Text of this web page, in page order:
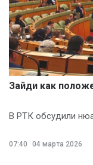
Зайди как
В РТК обсудили
07:40 04 марта 2026